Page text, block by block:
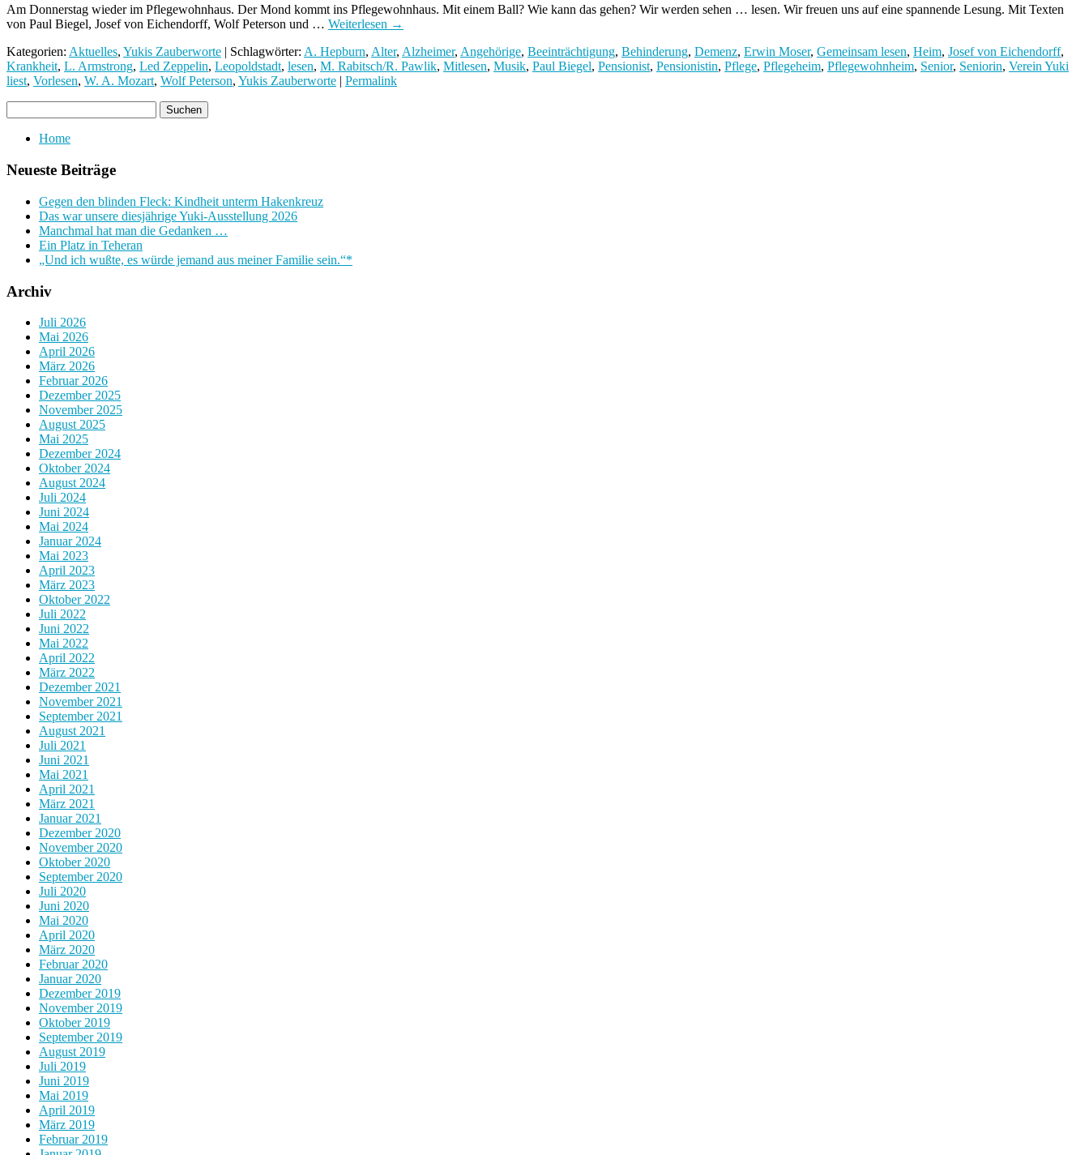
Am Donnerstag wieder im Pflegewohnhaus. Der Mond kommt ins Pflegewohnhaus. Mit einem Ball? Wie kann das gehen? Wir werden sehen … lesen. Wir freuen uns auf eine spannende Lesung. Mit Texten
von Paul Biegel, Josef von Eichendorff, Wolf Peterson und … Weiterlesen →
Kategorien: Aktuelles, Yukis Zauberworte | Schlagwörter: A. Hepburn, Alter, Alzheimer, Angehörige, Beeinträchtigung, Behinderung, Demenz, Erwin Moser, Gemeinsam lesen, Heim, Josef von Eichendorff,
Krankheit, L. Armstrong, Led Zeppelin, Leopoldstadt, lesen, M. Rabitsch/R. Pawlik, Mitlesen, Musik, Paul Biegel, Pensionist, Pensionistin, Pflege, Pflegeheim, Pflegewohnheim, Senior, Seniorin, Verein Yuki
liest, Vorlesen, W. A. Mozart, Wolf Peterson, Yukis Zauberworte Permalink
Home
Neueste Beiträge
Gegen den blinden Fleck: Kindheit unterm Hakenkreuz
Das war unsere diesjährige Yuki-Ausstellung 2026
Manchmal hat man die Gedanken …
Ein Platz in Teheran
„Und ich wußte, es würde jemand aus meiner Familie sein.“*
Archiv
Juli 2026
Mai 2026
April 2026
März 2026
Februar 2026
Dezember 2025
November 2025
August 2025
Mai 2025
Dezember 2024
Oktober 2024
August 2024
Juli 2024
Juni 2024
Mai 2024
Januar 2024
Mai 2023
April 2023
März 2023
Oktober 2022
Juli 2022
Juni 2022
Mai 2022
April 2022
März 2022
Dezember 2021
November 2021
September 2021
August 2021
Juli 2021
Juni 2021
Mai 2021
April 2021
März 2021
Januar 2021
Dezember 2020
November 2020
Oktober 2020
September 2020
Juli 2020
Juni 2020
Mai 2020
April 2020
März 2020
Februar 2020
Januar 2020
Dezember 2019
November 2019
Oktober 2019
September 2019
August 2019
Juli 2019
Juni 2019
Mai 2019
April 2019
März 2019
Februar 2019